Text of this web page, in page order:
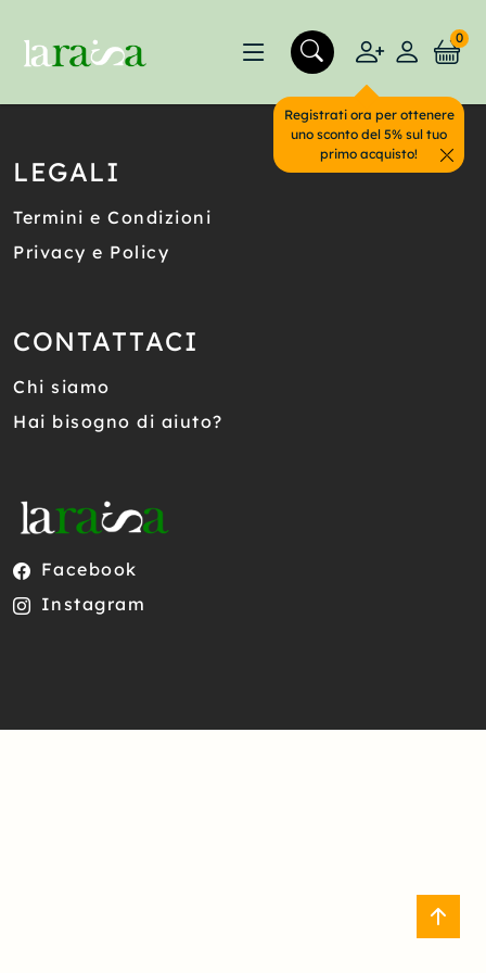
Registrati ora per ottenere
uno sconto del 5% sul tuo
primo acquisto!
0
LEGALI
Termini e Condizioni
Privacy e Policy
CONTATTACI
Chi siamo
Hai bisogno di aiuto?
Facebook
Instagram